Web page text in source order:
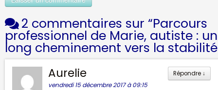
2 commentaires sur “Parcours
professionnel de Marie, autiste : un
long cheminement vers la stabilité
Répondre ↓
Aurelie
vendredi 15 décembre 2017 à 09:15